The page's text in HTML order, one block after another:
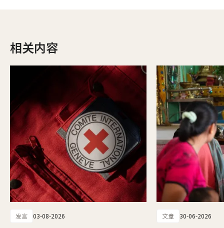
相关内容
发言 03-08-2026 文章 30-06-2026